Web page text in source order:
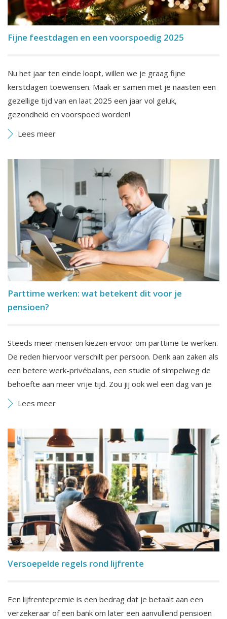
Fijne feestdagen en een voorspoedig 2025
Nu het jaar ten einde loopt, willen we je graag fijne
kerstdagen toewensen. Maak er samen met je naasten een
gezellige tijd van en laat 2025 een jaar vol geluk,
gezondheid en voorspoed worden!
Lees meer
Parttime werken: wat betekent dit voor je
pensioen?
Steeds meer mensen kiezen ervoor om parttime te werken.
De reden hiervoor verschilt per persoon. Denk aan zaken als
een betere werk-privébalans, een studie of simpelweg de
behoefte aan meer vrije tijd. Zou jij ook wel een dag van je
Lees meer
Versoepelde regels rond lijfrente
Een lijfrentepremie is een bedrag dat je betaalt aan een
verzekeraar of een bank om later een aanvullend pensioen